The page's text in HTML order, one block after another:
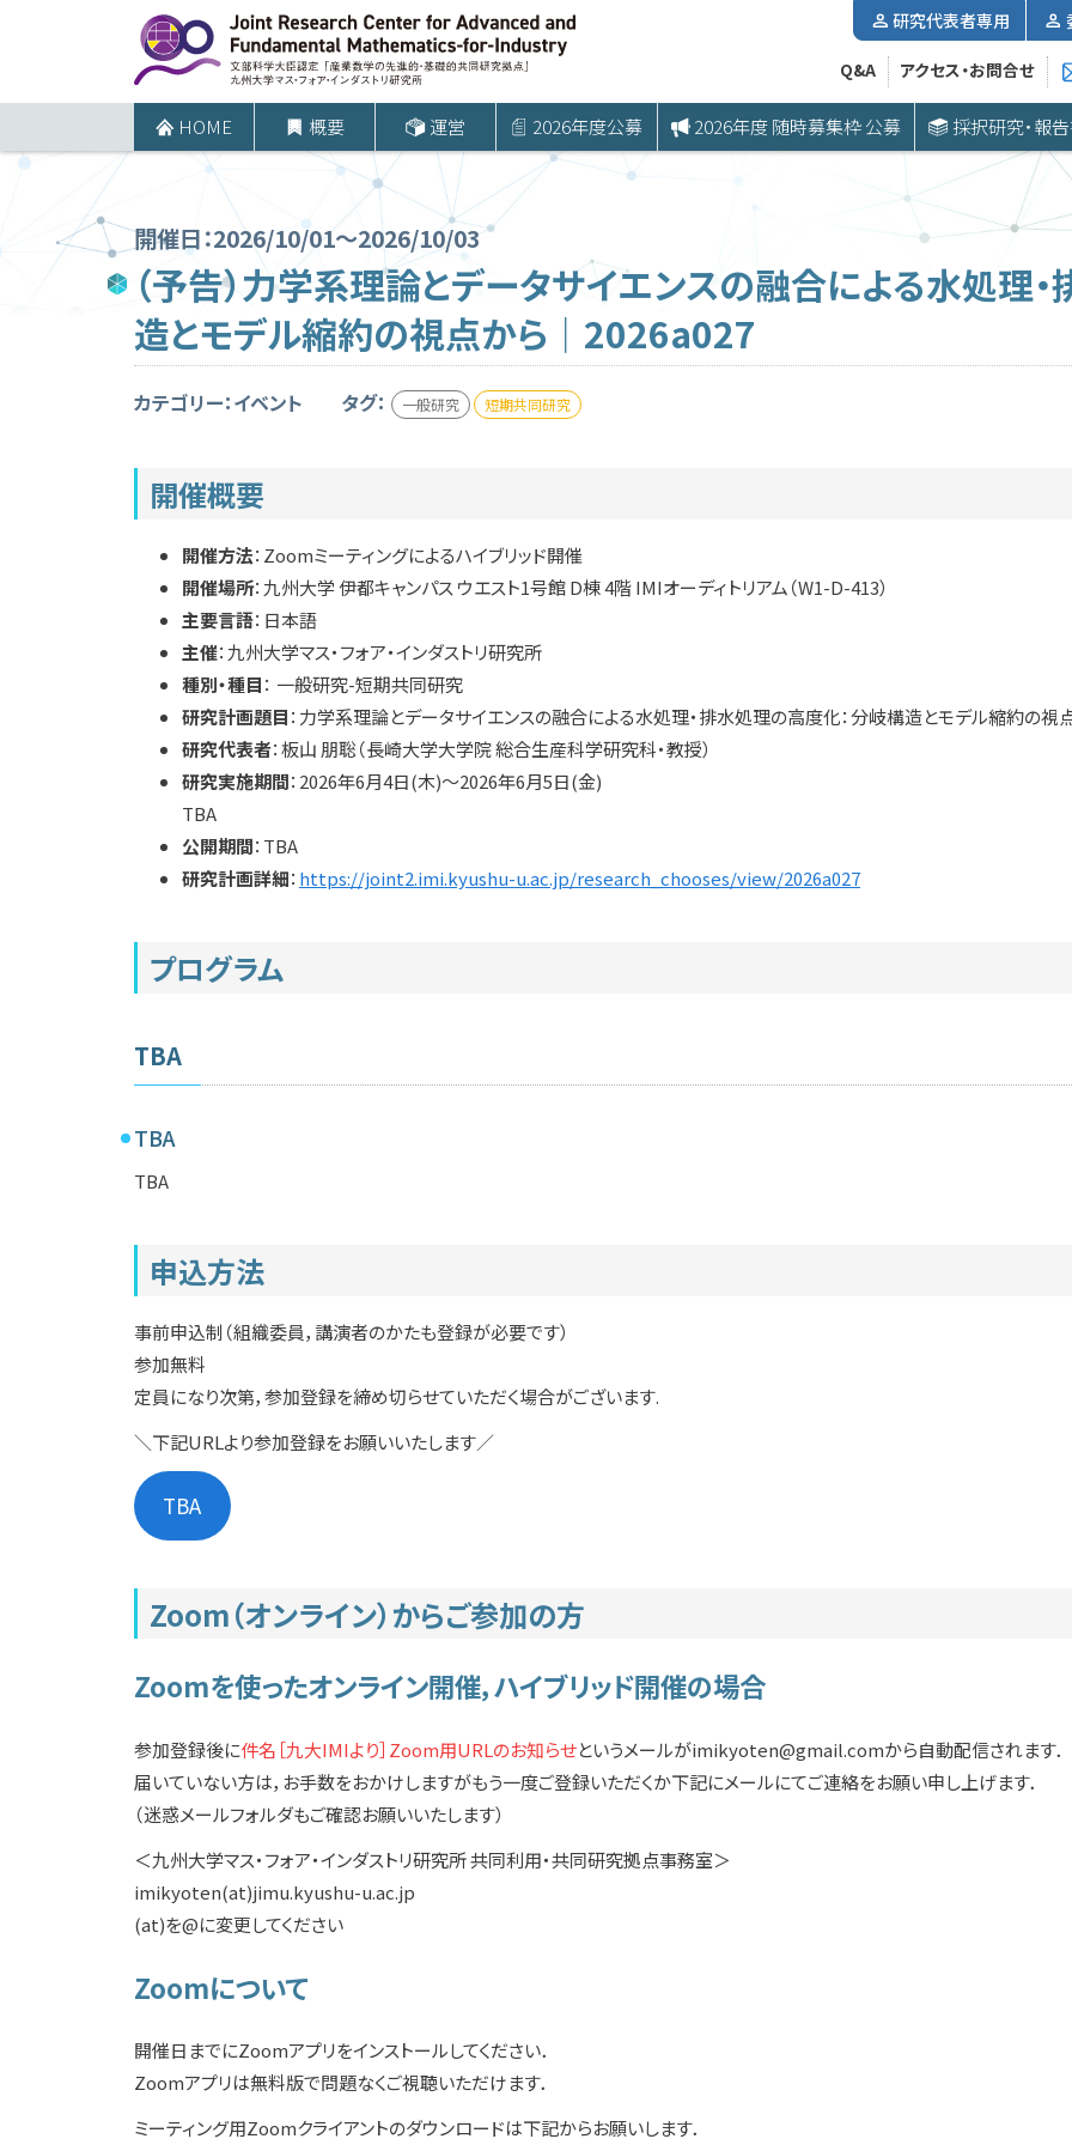
ツ
キ
HOME 概要 運営 2026年度公募 2026年度 随時募集枠 公募 採択研究・報
研究代表者専用
Q&A アクセス・お問合せ
開催日：2026/10/01～2026/10/03
（予告）力学系理論とデータサイエンスの融合による水処理
造とモデル縮約の視点から｜2026a027
カテゴリー：イベント タグ： 一般研究 短期共同研究
開催概要
開催方法：Zoomミーティングによるハイブリッド開催
開催場所：九州大学 伊都キャンパス ウエスト1号館 D棟 4階 IMIオーディトリアム（W1-D-413）
主要言語：日本語
主催：九州大学マス・フォア・インダストリ研究所
種別・種目： 一般研究-短期共同研究
研究計画題目：力学系理論とデータサイエンスの融合による水処理・排水処理の高度化：分岐構造とモデル縮約の視
研究代表者：板山 朋聡（長崎大学大学院 総合生産科学研究科・教授）
研究実施期間：2026年6月4日(木)〜2026年6月5日(金)
TBA
公開期間：TBA
研究計画詳細： https://joint2.imi.kyushu-u.ac.jp/research_chooses/view/2026a027
プログラム
TBA
TBA
TBA
申込方法
事前申込制（組織委員，講演者のかたも登録が必要です）
参加無料
定員になり次第，参加登録を締め切らせていただく場合がございます.
＼下記URLより参加登録をお願いいたします／
TBA
Zoom（オンライン）からご参加の方
Zoomを使ったオンライン開催，ハイブリッド開催の場合
参加登録後に件名［九大IMIより］Zoom用URLのお知らせというメールがimikyoten@gmail.comから自動配信されます．
届いていない方は，お手数をおかけしますがもう一度ご登録いただくか下記にメールにてご連絡をお願い申し上げます．
（迷惑メールフォルダもご確認お願いいたします）
＜九州大学マス・フォア・インダストリ研究所 共同利用・共同研究拠点事務室＞
imikyoten(at)jimu.kyushu-u.ac.jp
(at)を@に変更してください
Zoomについて
開催日までにZoomアプリをインストールしてください．
Zoomアプリは無料版で問題なくご視聴いただけます．
ミーティング用Zoomクライアントのダウンロードは下記からお願いします．